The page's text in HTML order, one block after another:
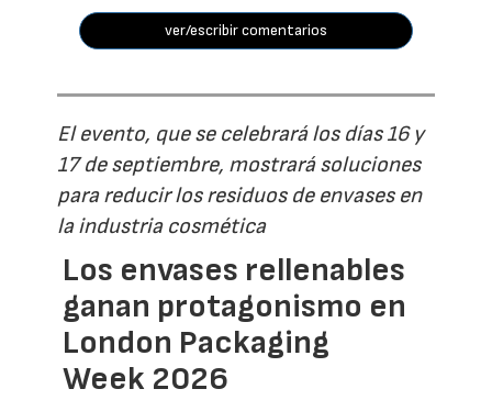
ver/escribir comentarios
El evento, que se celebrará los días 16 y
17 de septiembre, mostrará soluciones
para reducir los residuos de envases en
la industria cosmética
Los envases rellenables
ganan protagonismo en
London Packaging
Week 2026